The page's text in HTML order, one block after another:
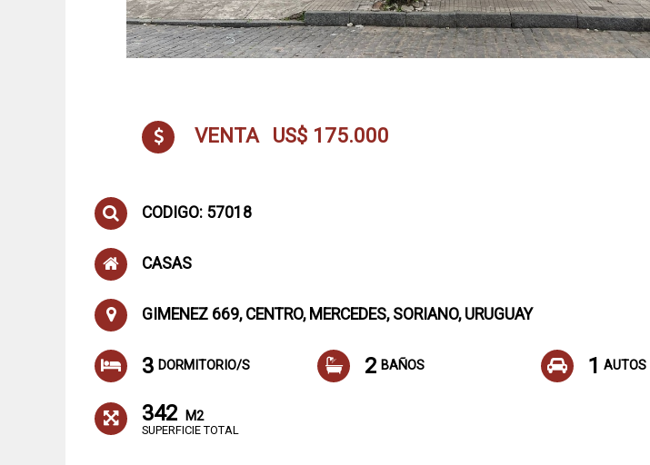
VENTA US$ 175.000
CODIGO: 57018
CASAS
GIMENEZ 669, CENTRO, MERCEDES, SORIANO, URUGUAY
3 DORMITORIO/S 2 BAÑOS 1 AUTOS
342 M2
SUPERFICIE TOTAL